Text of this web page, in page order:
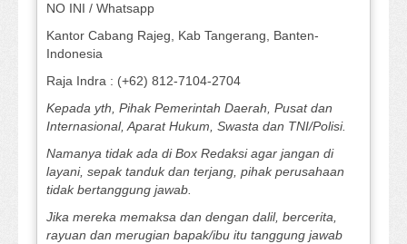
NO INI / Whatsapp
Kantor Cabang Rajeg, Kab Tangerang, Banten-
Indonesia
Raja Indra : (+62) 812-7104-2704
Kepada yth, Pihak Pemerintah Daerah, Pusat dan
Internasional, Aparat Hukum, Swasta dan TNI/Polisi.
Namanya tidak ada di Box Redaksi agar jangan di
layani, sepak tanduk dan terjang, pihak perusahaan
tidak bertanggung jawab.
Jika mereka memaksa dan dengan dalil, bercerita,
rayuan dan merugian bapak/ibu itu tanggung jawab